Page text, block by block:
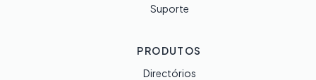
Suporte
PRODUTOS
Directórios